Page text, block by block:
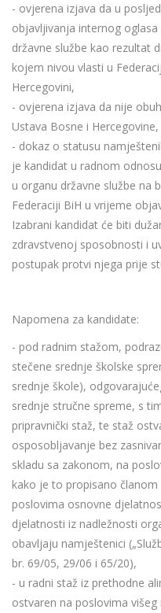
- ovjerena izjava da u
objavljivanja internog
državne službe kao rezultat
kojem nivou vlasti u
Hercegovini,
- ovjerena izjava da nije
Ustava Bosne i Hercegovine,
- dokaz o statusu
je kandidat u radnom
u organu državne službe na
Federaciji BiH u vrijeme
Izabrani kandidat će biti
zdravstvenoj sposobnosti i
postupak protvi njega prije
Napomena za kandidate:
- pod radnim stažom,
stečene srednje školske
srednje škole),
srednje stručne spreme, s
pripravnički staž, te staž
osposobljavanje bez
skladu sa zakonom, na
kako je to propisano
poslovima osnovne
djelatnosti iz nadležnosti
obavljaju namještenici
br. 69/05, 29/06 i 65/20),
- u radni staž iz prethodne
ostvaren na poslovima